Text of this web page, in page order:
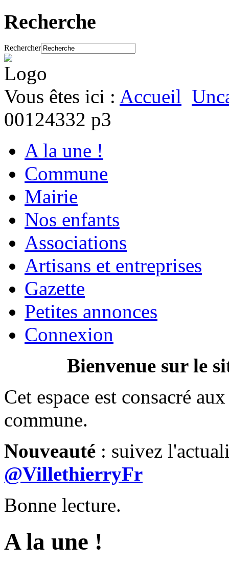
Recherche
Rechercher
Vous êtes ici : Accueil
00124332 p3
A la une !
Commune
Mairie
Nos enfants
Associations
Artisans et entreprises
Gazette
Petites annonces
Connexion
Bienvenue sur le
Cet espace est consacré
commune.
Nouveauté : suivez
@VillethierryFr
Bonne lecture.
A la une !